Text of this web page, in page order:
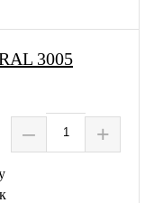
3005
– +